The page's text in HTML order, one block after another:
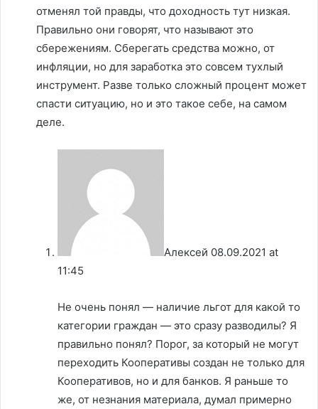
отменял той правды, что доходность тут низкая.
Правильно они говорят, что называют это
сбережениям. Сберегать средства можно, от
инфляции, но для заработка это совсем тухлый
инструмент. Разве только сложный процент может
спасти ситуацию, но и это такое себе, на самом
деле.
Алексей 08.09.2021 at
11:45
Не очень понял — наличие льгот для какой то
категории граждан — это сразу разводилы? Я
правильно понял? Порог, за который не могут
переходить Кооперативы создан не только для
Кооперативов, но и для банков. Я раньше то
же, от незнания материала, думал примерно